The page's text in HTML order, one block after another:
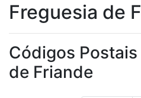
Freguesia de
Códigos
de Friande